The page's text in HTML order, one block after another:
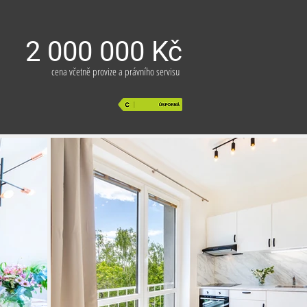
2 000 000 Kč
cena včetně provize a právního servisu